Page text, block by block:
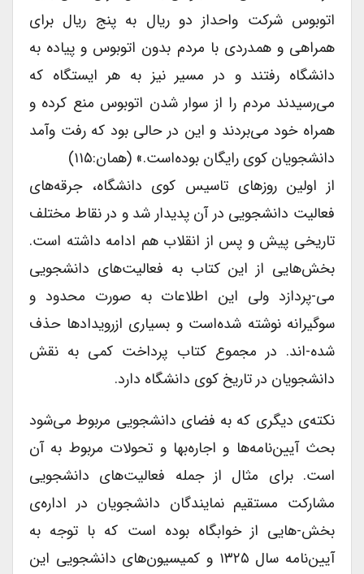
اتوبوس شرکت واحداز دو ریال به پنج ریال برای
همراهی و همدردی با مردم بدون اتوبوس و پیاده به
دانشگاه رفتند و در مسیر نیز به هر ایستگاه که
می‌رسیدند مردم را از سوار شدن اتوبوس منع کرده و
همراه خود می‌بردند و این در حالی بود که رفت وآمد
دانشجویان کوی رایگان بوده‌است.» (همان:۱۱۵)
از اولین روزهای تاسیس کوی دانشگاه، جرقه‌های
فعالیت دانشجویی در آن پدیدار شد و در نقاط مختلف
تاریخی پیش و پس از انقلاب هم ادامه داشته است.
بخش‌هایی از این کتاب به فعالیت‌های دانشجویی
می-پردازد ولی این اطلاعات به صورت محدود و
سوگیرانه نوشته شده‌است و بسیاری ازرویدادها حذف
شده-اند. در مجموع کتاب پرداخت کمی به نقش
دانشجویان در تاریخ کوی دانشگاه دارد.
نکته‌ی دیگری که به فضای دانشجویی مربوط می‌شود
بحث آیین‌نامه‌ها و اجاره‌بها و تحولات مربوط به آن
است. برای مثال از جمله فعالیت‌های دانشجویی
مشارکت مستقیم نمایندگان دانشجویان در اداره‌ی
بخش-هایی از خوابگاه بوده است که با توجه به
آیین‌نامه سال ۱۳۲۵ و کمیسیون‌های دانشجویی این